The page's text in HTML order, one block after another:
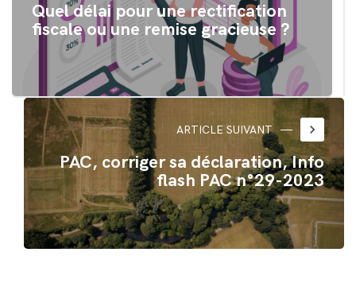
Quel délai pour une rectification
fiscale ou une remise gracieuse ?
ARTICLE SUIVANT keyboard_arrow_right
PAC, corriger sa déclaration, Info
flash PAC n°29-2023